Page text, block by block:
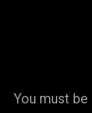
You must be